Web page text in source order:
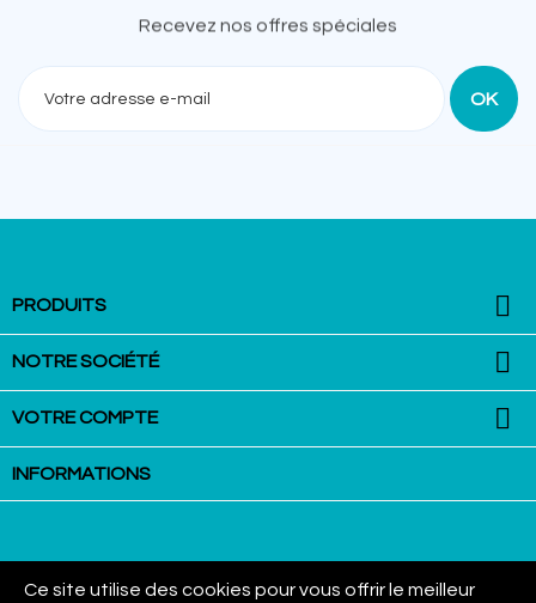
Recevez nos offres spéciales
PRODUITS 
NOTRE SOCIÉTÉ 
VOTRE COMPTE 
INFORMATIONS
La Martingale - Equestrian Equipment : VAN AUBEL Group SPRL - Rue
Ce site utilise des cookies pour vous offrir le meilleur